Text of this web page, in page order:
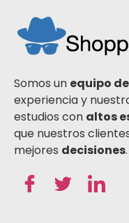
Somos un equipo
experiencia y
estudios con altos
que nuestros
mejores decisiones.